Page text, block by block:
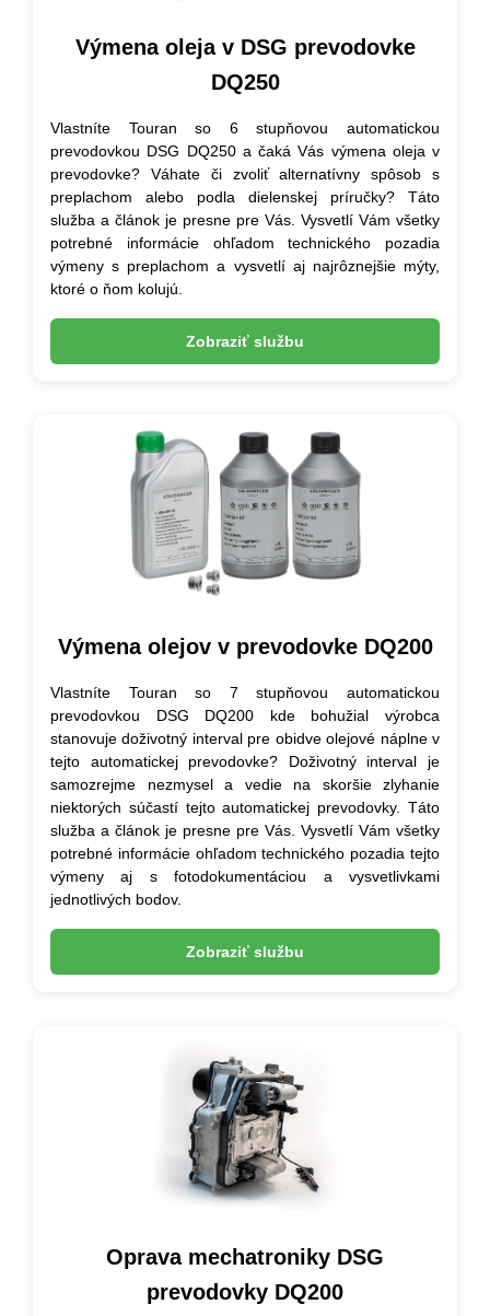
Výmena oleja v DSG prevodovke
DQ250
Vlastníte Touran so 6 stupňovou automatickou
prevodovkou DSG DQ250 a čaká Vás výmena oleja v
prevodovke? Váhate či zvoliť alternatívny spôsob s
preplachom alebo podla dielenskej príručky? Táto
služba a článok je presne pre Vás. Vysvetlí Vám všetky
potrebné informácie ohľadom technického pozadia
výmeny s preplachom a vysvetlí aj najrôznejšie mýty,
ktoré o ňom kolujú.
Zobraziť službu
Výmena olejov v prevodovke DQ200
Vlastníte Touran so 7 stupňovou automatickou
prevodovkou DSG DQ200 kde bohužial výrobca
stanovuje doživotný interval pre obidve olejové náplne v
tejto automatickej prevodovke? Doživotný interval je
samozrejme nezmysel a vedie na skoršie zlyhanie
niektorých súčastí tejto automatickej prevodovky. Táto
služba a článok je presne pre Vás. Vysvetlí Vám všetky
potrebné informácie ohľadom technického pozadia tejto
výmeny aj s fotodokumentáciou a vysvetlivkami
jednotlivých bodov.
Zobraziť službu
Oprava mechatroniky DSG
prevodovky DQ200